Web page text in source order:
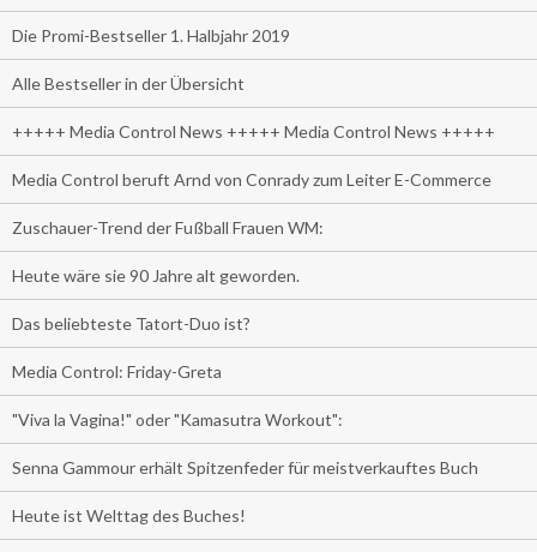
Die Promi-Bestseller 1. Halbjahr 2019
Alle Bestseller in der Übersicht
+++++ Media Control News +++++ Media Control News +++++
Media Control beruft Arnd von Conrady zum Leiter E-Commerce
Zuschauer-Trend der Fußball Frauen WM:
Heute wäre sie 90 Jahre alt geworden.
Das beliebteste Tatort-Duo ist?
Media Control: Friday-Greta
"Viva la Vagina!" oder "Kamasutra Workout":
Senna Gammour erhält Spitzenfeder für meistverkauftes Buch
Heute ist Welttag des Buches!